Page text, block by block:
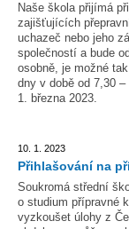
Naše škola přijímá
zajišťujících
uchazeč nebo jeho
společností a bude
osobně, je možné
dny v době od 7,30
1. března 2023.
10. 1. 2023
Přihlašování na
Soukromá střední
o studium přípravné
vyzkoušet úlohy z